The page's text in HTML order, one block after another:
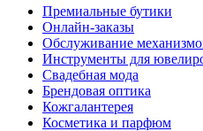
Премиальные бутики
Онлайн-заказы
Обслуживание
Инструменты для
Свадебная мода
Брендовая оптика
Кожгалантерея
Косметика и парфюм